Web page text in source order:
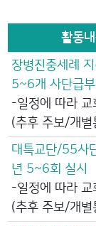
활동
장병진중세례
5~6개 사단급
-일정에 따라 교
(추후 주보/개별
대특교단/55사
년 5~6회 실시
-일정에 따라 교
(추후 주보/개별